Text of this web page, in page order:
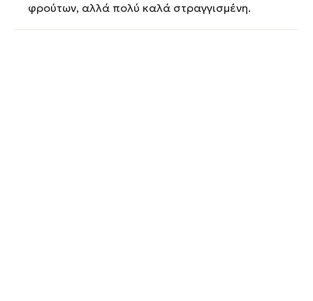
φρούτων, αλλά πολύ καλά στραγγισµένη.